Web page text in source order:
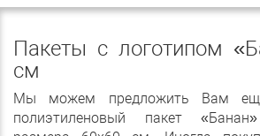
Пакеты с логотипом
см
Мы можем предложить Вам
полиэтиленовый пакет «Банан»